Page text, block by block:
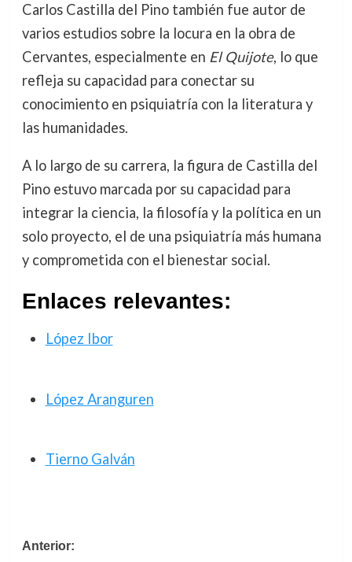
Carlos Castilla del Pino también fue autor de
varios estudios sobre la locura en la obra de
Cervantes, especialmente en El Quijote, lo que
refleja su capacidad para conectar su
conocimiento en psiquiatría con la literatura y
las humanidades.
A lo largo de su carrera, la figura de Castilla del
Pino estuvo marcada por su capacidad para
integrar la ciencia, la filosofía y la política en un
solo proyecto, el de una psiquiatría más humana
y comprometida con el bienestar social.
Enlaces relevantes:
López Ibor
López Aranguren
Tierno Galván
Navegación
Anterior: